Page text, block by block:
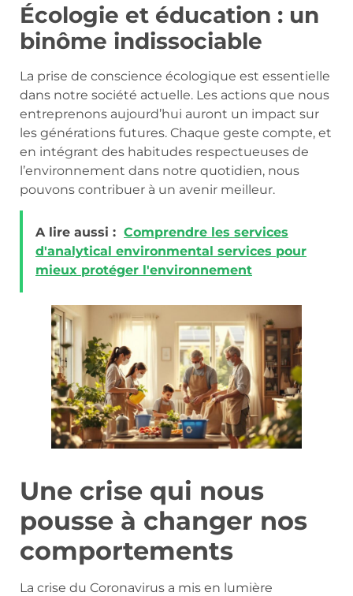
Écologie et éducation : un
binôme indissociable
La prise de conscience écologique est essentielle
dans notre société actuelle. Les actions que nous
entreprenons aujourd’hui auront un impact sur
les générations futures. Chaque geste compte, et
en intégrant des habitudes respectueuses de
l’environnement dans notre quotidien, nous
pouvons contribuer à un avenir meilleur.
A lire aussi : Comprendre les services
d'analytical environmental services pour
mieux protéger l'environnement
Une crise qui nous
pousse à changer nos
comportements
La crise du Coronavirus a mis en lumière